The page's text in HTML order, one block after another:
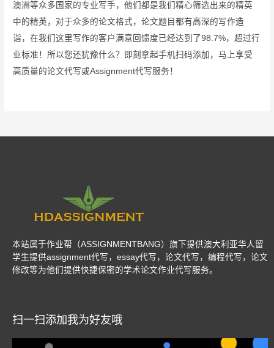
澳洲等众多国家的专业写手，他们都是我们精心筛选出来的精英
中的精英，对于众多的论文格式，论文题目都有高深的写作造
诣，在我们这里写作的客户满意回馈度已经达到了98.7%，超过行
业标准！所以您还犹豫什么？即刻拿起手机扫码添加，马上享受
高质量的论文代写或Assignment代写服务！
本站属于作业帮（ASSIGNMENTBANG）旗下提供澳大利亚华人留
学生提供assignment代写，essay代写，论文代写，编程代写，论文
修改等为他们提供快捷保密的学术论文作业代写服务。
扫一扫添加我为好友哦